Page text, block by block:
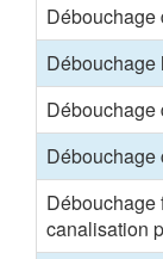
Débouchage
Débouchage
Débouchage
Débouchage
Débouchage
canalisation